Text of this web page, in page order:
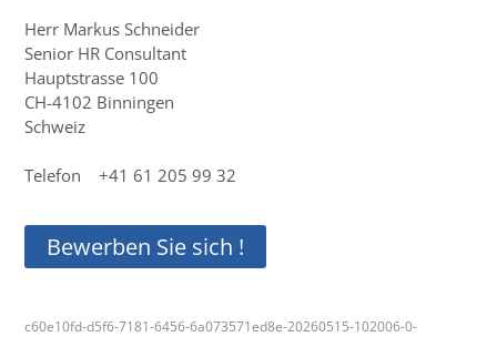
Herr Markus Schneider
Senior HR Consultant
Hauptstrasse 100
CH-4102 Binningen
Schweiz
Telefon +41 61 205 99 32
Bewerben Sie sich !
c60e10fd-d5f6-7181-6456-6a073571ed8e-20260515-102006-0-